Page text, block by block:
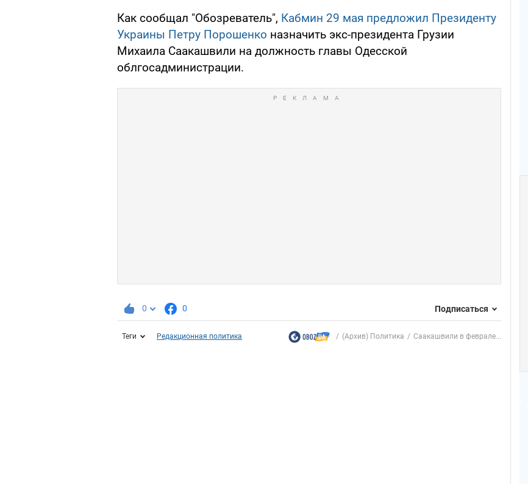
Как сообщал "Обозреватель", Кабмин 29 мая предложил Президенту
Украины Петру Порошенко назначить экс-президента Грузии
Михаила Саакашвили на должность главы Одесской
облгосадминистрации.
0 0 Подписаться
Теги Редакционная политика (Архив) Политика Саакашвили в феврале...